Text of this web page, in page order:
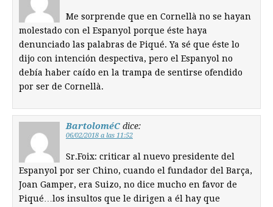
Me sorprende que en Cornellà no se hayan
molestado con el Espanyol porque éste haya
denunciado las palabras de Piqué. Ya sé que éste lo
dijo con intención despectiva, pero el Espanyol no
debía haber caído en la trampa de sentirse ofendido
por ser de Cornellà.
BartoloméC dice:
06/02/2018 a las 11:52
Sr.Foix: criticar al nuevo presidente del
Espanyol por ser Chino, cuando el fundador del Barça,
Joan Gamper, era Suizo, no dice mucho en favor de
Piqué…los insultos que le dirigen a él hay que